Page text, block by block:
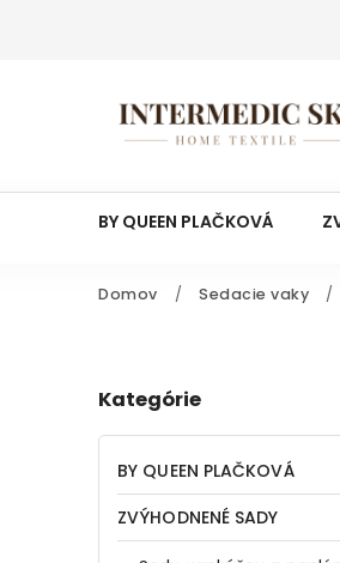
BY QUEEN PLAČKOVÁ
Domov / Sedacie vaky /
Kategórie
BY QUEEN PLAČKOVÁ
ZVÝHODNENÉ SADY